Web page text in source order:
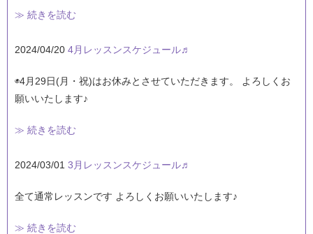
≫ 続きを読む
2024/04/20 4月レッスンスケジュール♬
◉4月29日(月・祝)はお休みとさせていただきます。 よろしくお
願いいたします♪
≫ 続きを読む
2024/03/01 3月レッスンスケジュール♬
全て通常レッスンです よろしくお願いいたします♪
≫ 続きを読む